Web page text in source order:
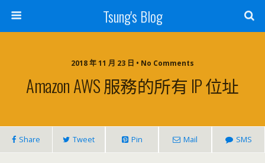
Tsung's Blog
2018 年 11 月 23 日 • No Comments
Amazon AWS 服務的所有 IP 位址
Share Tweet Pin Mail SMS